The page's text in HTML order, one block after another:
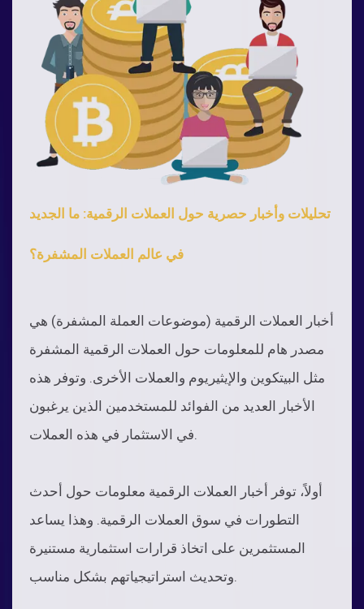
تحليلات وأخبار حصرية حول العملات الرقمية: ما الجديد
في عالم العملات المشفرة؟
أخبار العملات الرقمية (موضوعات العملة المشفرة) هي
مصدر هام للمعلومات حول العملات الرقمية المشفرة
مثل البيتكوين والإيثيريوم والعملات الأخرى. وتوفر هذه
الأخبار العديد من الفوائد للمستخدمين الذين يرغبون
أولاً، توفر أخبار العملات الرقمية معلومات حول أحدث
التطورات في سوق العملات الرقمية. وهذا يساعد
المستثمرين على اتخاذ قرارات استثمارية مستنيرة